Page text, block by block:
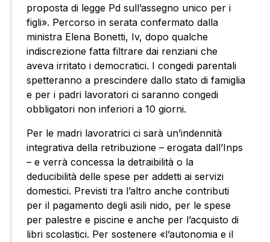
proposta di legge Pd sull’assegno unico per i
figli». Percorso in serata confermato dalla
ministra Elena Bonetti, Iv, dopo qualche
indiscrezione fatta filtrare dai renziani che
aveva irritato i democratici. I congedi parentali
spetteranno a prescindere dallo stato di famiglia
e per i padri lavoratori ci saranno congedi
obbligatori non inferiori a 10 giorni.
Per le madri lavoratrici ci sarà un’indennità
integrativa della retribuzione – erogata dall’Inps
– e verrà concessa la detraibilità o la
deducibilità delle spese per addetti ai servizi
domestici. Previsti tra l’altro anche contributi
per il pagamento degli asili nido, per le spese
per palestre e piscine e anche per l’acquisto di
libri scolastici. Per sostenere «l’autonomia e il